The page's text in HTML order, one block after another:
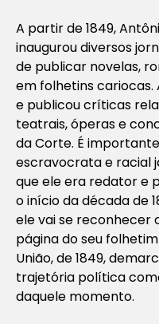
A partir de 1849,
inaugurou diversos
de publicar novelas,
em folhetins
e publicou críticas
teatrais, óperas e
da Corte. É
escravocrata e racial
que ele era redator e
o início da década de
ele vai se reconhecer
página do seu
União, de 1849,
trajetória política
daquele momento.